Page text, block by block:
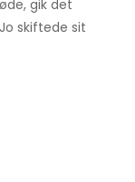
gik det
skiftede sit